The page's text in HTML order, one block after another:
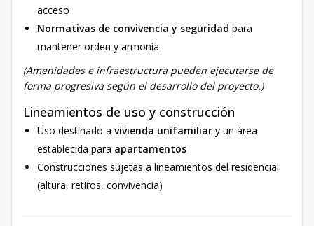
acceso
Normativas de convivencia y seguridad para
mantener orden y armonía
(Amenidades e infraestructura pueden ejecutarse de
forma progresiva según el desarrollo del proyecto.)
Lineamientos de uso y construcción
Uso destinado a vivienda unifamiliar y un área
establecida para apartamentos
Construcciones sujetas a lineamientos del residencial
(altura, retiros, convivencia)